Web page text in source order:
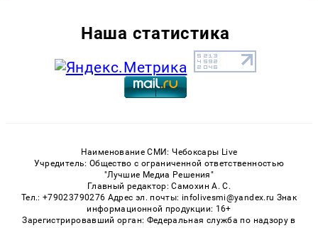
Наша статистика
Наименование СМИ: Чебоксары Live
Учредитель: Общество с ограниченной ответственностью
"Лучшие Медиа Решения"
Главный редактор: Самохин А. С.
Тел.: +79023790276 Адрес эл. почты: infolivesmi@yandex.ru Знак
информационной продукции: 16+
Зарегистрировавший орган: Федеральная служба по надзору в